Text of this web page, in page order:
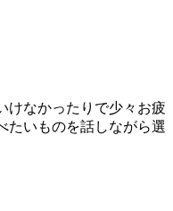
けなかったりで少々お疲
たいものを話しながら選